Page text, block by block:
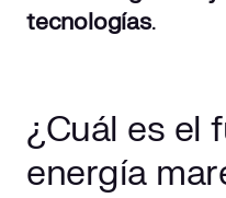
tecnologías.
¿Cuál es el
energía